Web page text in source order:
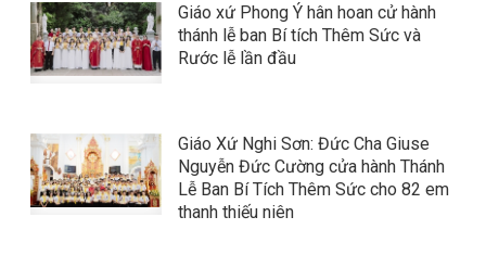
Giáo xứ Phong Ý hân hoan cử hành
thánh lễ ban Bí tích Thêm Sức và
Rước lễ lần đầu
Giáo Xứ Nghi Sơn: Đức Cha Giuse
Nguyễn Đức Cường cửa hành Thánh
Lễ Ban Bí Tích Thêm Sức cho 82 em
thanh thiếu niên